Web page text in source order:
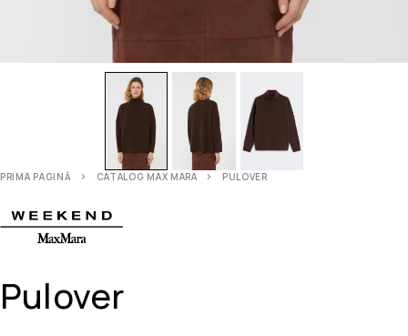
PRIMA PAGINĂ CATALOG MAX MARA PULOVER
Pulover